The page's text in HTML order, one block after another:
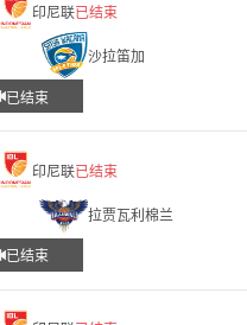
印尼联已结束
沙拉笛加
已结束
印尼联已结束
拉贾瓦利棉兰
已结束